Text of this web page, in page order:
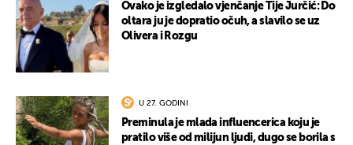
Ovako je izgledalo vjenčanje Tije Jurčić: Do
oltara ju je dopratio očuh, a slavilo se uz
Olivera i Rozgu
U 27. GODINI
Preminula je mlada influencerica koju je
pratilo više od milijun ljudi, dugo se borila s